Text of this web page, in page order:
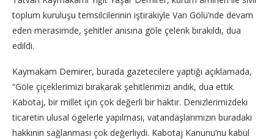
toplum kuruluşu temsilcilerinin iştirakiyle Van Gölü’nde devam
eden merasimde, şehitler anısına göle çelenk bırakıldı, dua
edildi.
Kaymakam Demirer, burada gazetecilere yaptığı açıklamada,
“Göle çiçeklerimizi bırakarak şehitlerimizi andık, dua ettik.
Kabotaj, bir millet için çok değerli bir haktır. Denizlerimizdeki
ticaretin ulusal ögelerle yapılması, vatandaşlarımızın buradaki
hakkının sağlanması çok değerliydi. Kabotaj Kanunu’nu kabul